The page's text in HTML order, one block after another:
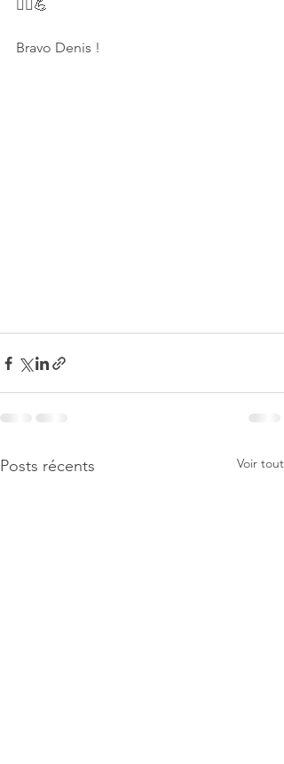
🏃‍♀️💪
Bravo Denis !
Posts récents Voir tout